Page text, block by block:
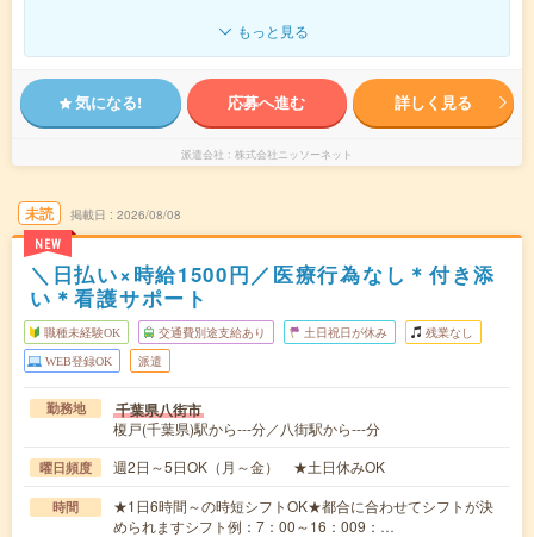
もっと見る
気になる! 応募へ進む 詳しく見る
派遣会社 株式会社ニッソーネット
未読
NEW
掲載日 2026/08/08
＼日払い×時給1500円／医療行為なし＊付き添
い＊看護サポート
職種未経験OK 交通費別途支給あり 土日祝日が休み 残業なし
WEB登録OK 派遣
勤務地 千葉県八街市
榎戸(千葉県)駅から---分／八街駅から---分
曜日頻度 週2日～5日OK（月～金） ★土日休みOK
時間
★1日6時間～の時短シフトOK★都合に合わせてシフトが決
められますシフト例：7：00～16：009：…